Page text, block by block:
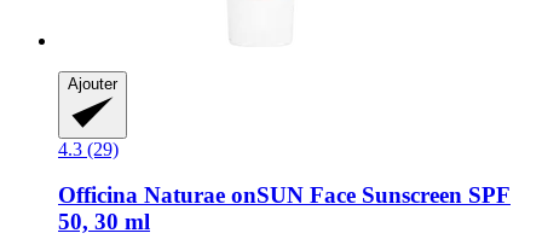
Ajouter
4.3 (29)
Officina Naturae onSUN Face Sunscreen SPF
50, 30 ml